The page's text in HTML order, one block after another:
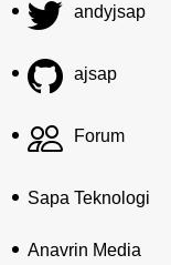
andyjsap
ajsap
Forum
Sapa Teknologi
Anavrin Media